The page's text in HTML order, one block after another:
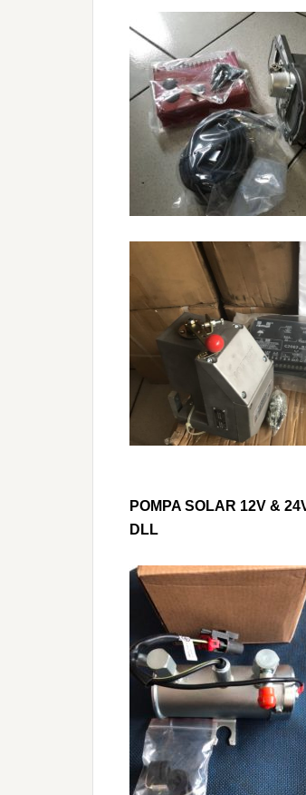
POMPA SOLAR 12V &
DLL